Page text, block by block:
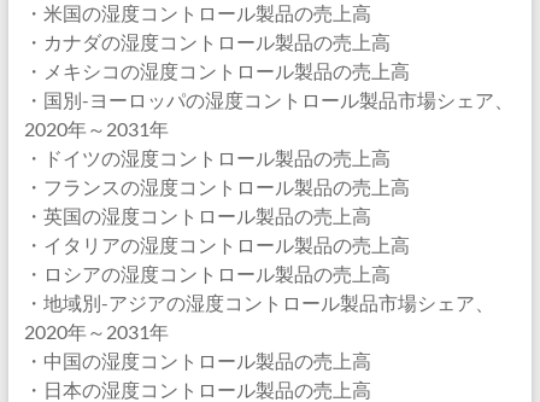
・米国の湿度コントロール製品の売上高
・カナダの湿度コントロール製品の売上高
・メキシコの湿度コントロール製品の売上高
・国別-ヨーロッパの湿度コントロール製品市場シェア、
2020年～2031年
・ドイツの湿度コントロール製品の売上高
・フランスの湿度コントロール製品の売上高
・英国の湿度コントロール製品の売上高
・イタリアの湿度コントロール製品の売上高
・ロシアの湿度コントロール製品の売上高
・地域別-アジアの湿度コントロール製品市場シェア、
2020年～2031年
・中国の湿度コントロール製品の売上高
・日本の湿度コントロール製品の売上高